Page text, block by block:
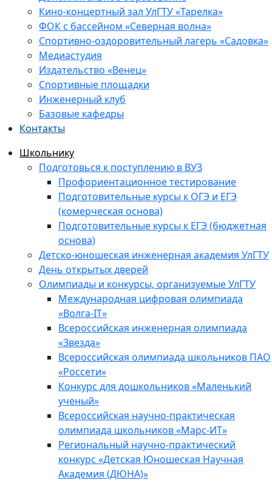
Кино-концертный зал УлГТУ «Тарелка»
ФОК с бассейном «Северная волна»
Спортивно-оздоровительный лагерь «Садовка»
Медиастудия
Издательство «Венец»
Спортивные площадки
Инженерный клуб
Базовые кафедры
Контакты
Школьнику
Подготовься к поступлению в ВУЗ
Профориентационное тестирование
Подготовительные курсы к ОГЭ и ЕГЭ
(комерческая основа)
Подготовительные курсы к ЕГЭ (бюджетная
основа)
Детско-юношеская инженерная академия УлГТУ
День открытых дверей
Олимпиады и конкурсы, организуемые УлГТУ
Международная цифровая олимпиада
«Волга-IT»
Всероссийская инженерная олимпиада
«Звезда»
Всероссийская олимпиада школьников ПАО
«Россети»
Конкурс для дошкольников «Маленький
ученый»
Всероссийская научно-практическая
олимпиада школьников «Марс-ИТ»
Региональный научно-практический
конкурс «Детская Юношеская Научная
Академия (ДЮНА)»